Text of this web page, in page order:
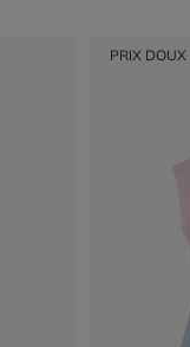
PRIX DOUX